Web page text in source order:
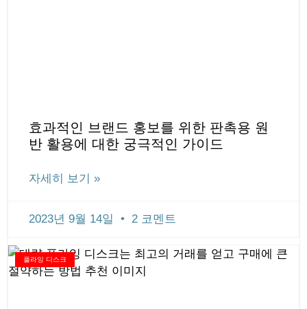
효과적인 브랜드 홍보를 위한 판촉용 원
반 활용에 대한 궁극적인 가이드
자세히 보기 »
2023년 9월 14일 2 코멘트
플라잉 디스크